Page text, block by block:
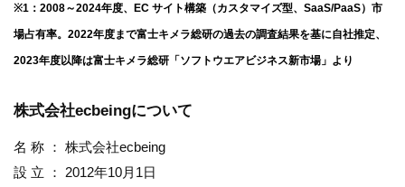
※1：2008～2024年度、EC サイト構築（カスタマイズ型、SaaS/PaaS）市
場占有率。2022年度まで富士キメラ総研の過去の調査結果を基に自社推定、
2023年度以降は富士キメラ総研「ソフトウエアビジネス新市場」より
株式会社ecbeingについて
名 称 ： 株式会社ecbeing
設 立 ： 2012年10月1日